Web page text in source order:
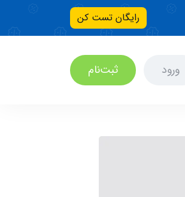
رایگان تست کن
ورود ثبت‌نام